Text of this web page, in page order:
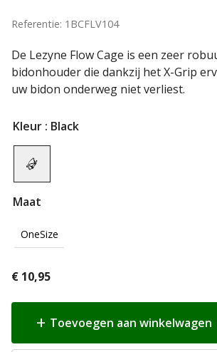
Referentie: 1BCFLV104
De Lezyne Flow Cage is een zeer
bidonhouder die dankzij het X-Grip
uw bidon onderweg niet verliest.
Kleur : Black
Maat
OneSize
€ 10,95
Toevoegen aan winkelwagen